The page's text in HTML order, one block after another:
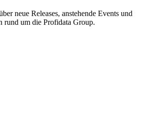
neue Releases, anstehende Events und
rund um die Profidata Group.